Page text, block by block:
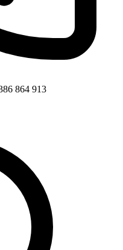
864 913